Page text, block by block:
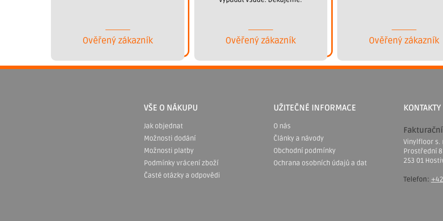
Ověřený zákazník Ověřený zákazník Ověřený zákazník
VŠE O NÁKUPU
Jak objednat
Možnosti dodání
Možnosti platby
Podmínky vrácení zboží
Časté otázky a odpovědi
UŽITEČNÉ INFORMACE
O nás
Články a návody
Obchodní podmínky
Ochrana osobních údajů a dat
KONTAKTY
Vinylfloor s.
Prostřední
253 01
Telefon: